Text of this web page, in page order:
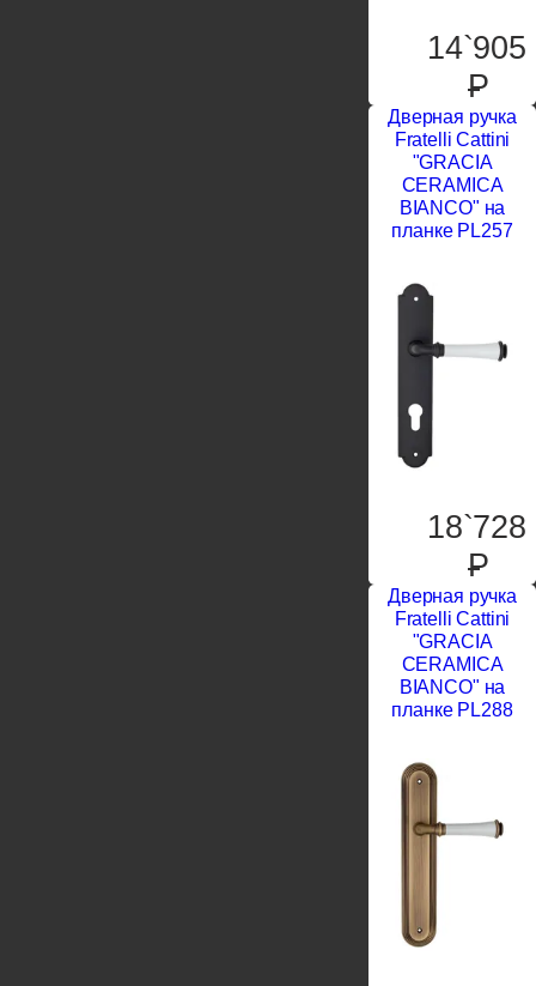
14`905
P
Дверная ручка
Fratelli Cattini
"GRACIA
CERAMICA
BIANCO" на
планке PL257
18`728
P
Дверная ручка
Fratelli Cattini
"GRACIA
CERAMICA
BIANCO" на
планке PL288